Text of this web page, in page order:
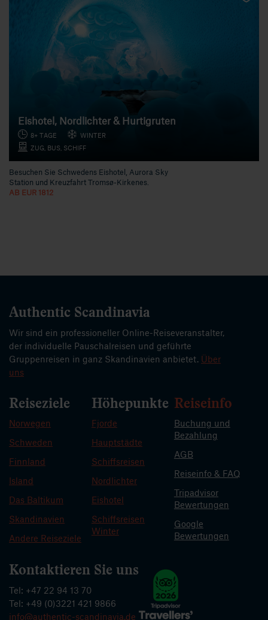
Eishotel, Nordlichter & Hurtigruten
8+ TAGE
WINTER
ZUG, BUS, SCHIFF
Besuchen Sie Schwedens Eishotel, Aurora Sky
Station und Kreuzfahrt Tromsø-Kirkenes.
AB EUR 1812
Authentic Scandinavia
Wir sind ein professioneller Online-Reiseveranstalter,
der individuelle Pauschalreisen und geführte
Gruppenreisen in ganz Skandinavien anbietet. Über
uns
Kontaktieren Sie uns
Tel: +47 22 94 13 70
Tel: +49 (0)3221 421 9866
info@authentic-scandinavia.de
Reiseziele
Norwegen
Schweden
Finnland
Island
Das Baltikum
Skandinavien
Andere Reiseziele
Höhepunkte
Fjorde
Hauptstädte
Schiffsreisen
Nordlichter
Eishotel
Schiffsreisen
Winter
Reiseinfo
Buchung und
Bezahlung
AGB
Reiseinfo & FAQ
Tripadvisor
Bewertungen
Google
Bewertungen